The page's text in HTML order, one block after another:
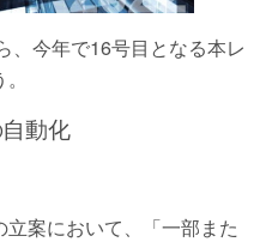
、今年で16号目となる本レ
動化
案において、「一部また